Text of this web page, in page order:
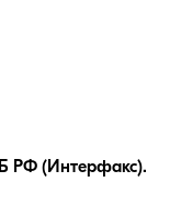
РФ (Интерфакс).